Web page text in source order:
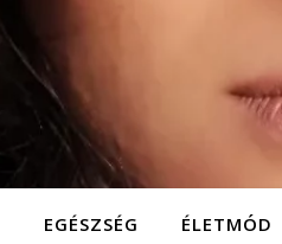
EGÉSZSÉG ÉLETMÓD